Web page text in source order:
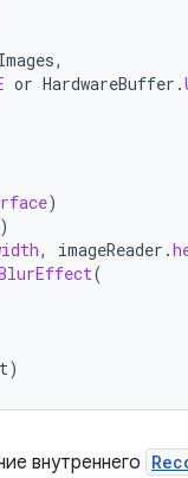
,
or HardwareBuffer .
)
)
, imageReader .
(
)
внутреннего